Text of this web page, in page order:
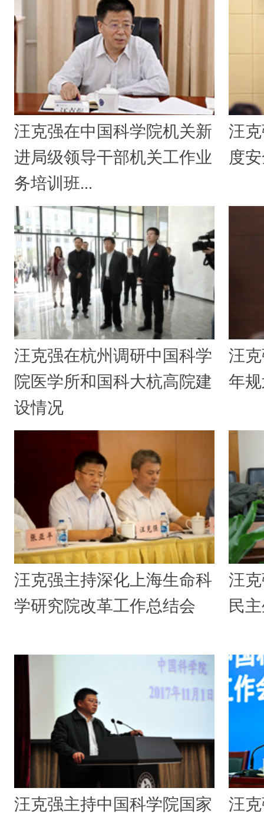
汪克强在中国科学院机关新
进局级领导干部机关工作业
务培训班...
汪
度
汪克强在杭州调研中国科学
院医学所和国科大杭高院建
设情况
汪
年
汪克强主持深化上海生命科
学研究院改革工作总结会
汪
民
汪克强主持中国科学院国家
汪